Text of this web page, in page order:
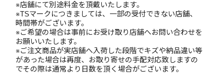
※店舗にて別途料金を頂戴いたします。
※TSマークにつきましては、一部の受付できない店舗、
時間帯がございます。
※ご希望の場合は事前にお受け取り店舗へお問い合わせを
お願いいたします。
※ご注文商品が実店舗へ入荷した段階でキズや納品違い等
があった場合は再度、お取り寄せの手配対応致しますの
でその際は通常より日数を頂く場合がございます。